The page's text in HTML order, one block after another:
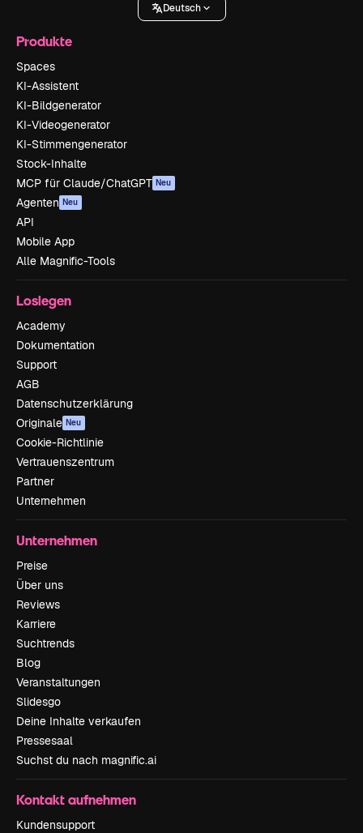
Deutsch
Produkte
Spaces
KI-Assistent
KI-Bildgenerator
KI-Videogenerator
KI-Stimmengenerator
Stock-Inhalte
MCP für Claude/ChatGPT Neu
Agenten Neu
API
Mobile App
Alle Magnific-Tools
Loslegen
Academy
Dokumentation
Support
AGB
Datenschutzerklärung
Originale Neu
Cookie-Richtlinie
Vertrauenszentrum
Partner
Unternehmen
Unternehmen
Preise
Über uns
Reviews
Karriere
Suchtrends
Blog
Veranstaltungen
Slidesgo
Deine Inhalte verkaufen
Pressesaal
Suchst du nach magnific.ai
Kontakt aufnehmen
Kundensupport